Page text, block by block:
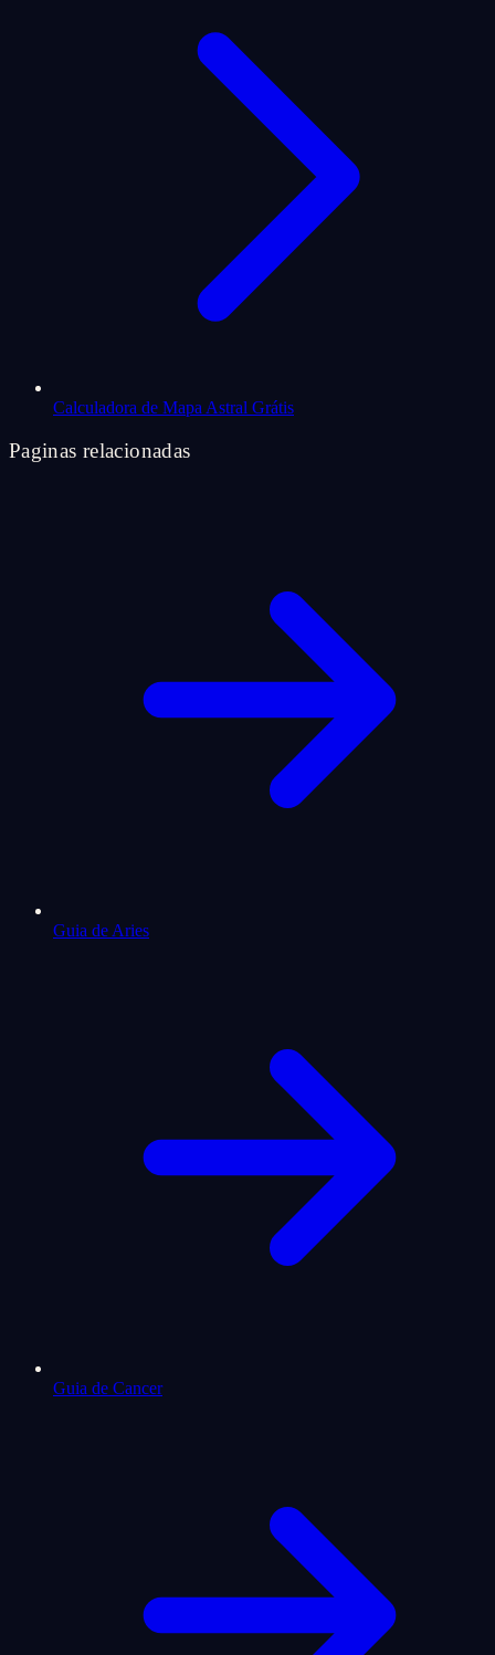
Calculadora de Mapa Astral Grátis
Paginas relacionadas
Guia de Aries
Guia de Cancer